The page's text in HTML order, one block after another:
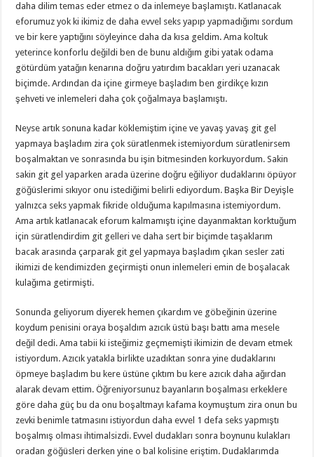
daha dilim temas eder etmez o da inlemeye başlamıştı. Katlanacak
eforumuz yok ki ikimiz de daha evvel seks yapıp yapmadığımı sordum
ve bir kere yaptığını söyleyince daha da kısa geldim. Ama koltuk
yeterince konforlu değildi ben de bunu aldığım gibi yatak odama
götürdüm yatağın kenarına doğru yatırdım bacakları yeri uzanacak
biçimde. Ardından da içine girmeye başladım ben girdikçe kızın
şehveti ve inlemeleri daha çok çoğalmaya başlamıştı.
Neyse artık sonuna kadar köklemiştim içine ve yavaş yavaş git gel
yapmaya başladım zira çok süratlenmek istemiyordum süratlenirsem
boşalmaktan ve sonrasında bu işin bitmesinden korkuyordum. Sakin
sakin git gel yaparken arada üzerine doğru eğiliyor dudaklarını öpüyor
göğüslerimi sıkıyor onu istediğimi belirli ediyordum. Başka Bir Deyişle
yalnızca seks yapmak fikride olduğuma kapılmasına istemiyordum.
Ama artık katlanacak eforum kalmamıştı içine dayanmaktan korktuğum
için süratlendirdim git gelleri ve daha sert bir biçimde taşaklarım
bacak arasında çarparak git gel yapmaya başladım çıkan sesler zati
ikimizi de kendimizden geçirmişti onun inlemeleri emin de boşalacak
kulağıma getirmişti.
Sonunda geliyorum diyerek hemen çıkardım ve göbeğinin üzerine
koydum penisini oraya boşaldım azıcık üstü başı battı ama mesele
değil dedi. Ama tabii ki isteğimiz geçmemişti ikimizin de devam etmek
istiyordum. Azıcık yatakla birlikte uzadıktan sonra yine dudaklarını
öpmeye başladım bu kere üstüne çıktım bu kere azıcık daha ağırdan
alarak devam ettim. Öğreniyorsunuz bayanların boşalması erkeklere
göre daha güç bu da onu boşaltmayı kafama koymuştum zira onun bu
zevki benimle tatmasını istiyordun daha evvel 1 defa seks yapmıştı
boşalmış olması ihtimalsizdi. Evvel dudakları sonra boynunu kulakları
oradan göğüsleri derken yine o bal kolisine eriştim. Dudaklarımda